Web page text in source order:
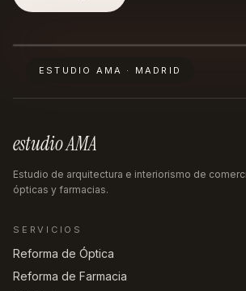
ESTUDIO AMA · MADRID
estudio AMA
Estudio de arquitectura e interiorismo de
ópticas y farmacias.
SERVICIOS
Reforma de Óptica
Reforma de Farmacia